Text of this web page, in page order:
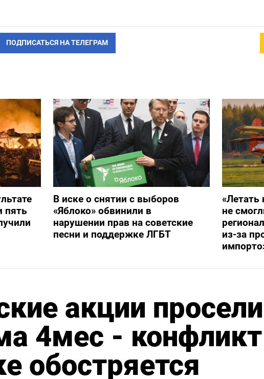
ПОДПИСАТЬСЯ НА ТЕЛЕГРАМ
пять
В иске о снятии с выборов
«Яблоко» обвинили в
нарушении прав на советские
песни и поддержке ЛГБТ
«Летать
не
из-за
акции
4мес -
обостряется